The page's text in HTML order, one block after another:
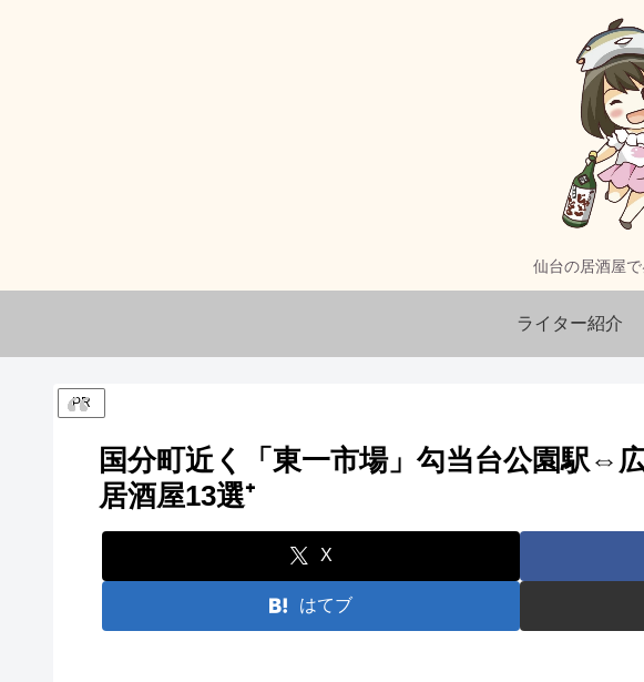
仙台の居酒屋
ライター紹介
PR
国分町近く「東一市場」勾当台公園駅⇔
居酒屋13選⁺
X
はてブ